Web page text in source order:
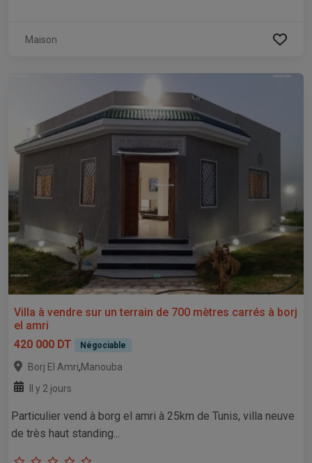
Maison
Villa à vendre sur un terrain de 700 mètres carrés à borj
el amri
420 000 DT
Négociable
Borj El Amri,Manouba
Il y 2 jours
Particulier vend à borg el amri à 25km de Tunis, villa neuve
de très haut standing...